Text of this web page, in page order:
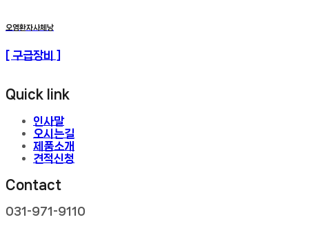
오염환자사체낭
[ 구급장비 ]
Quick link
인사말
오시는길
제품소개
견적신청
Contact
031-971-9110